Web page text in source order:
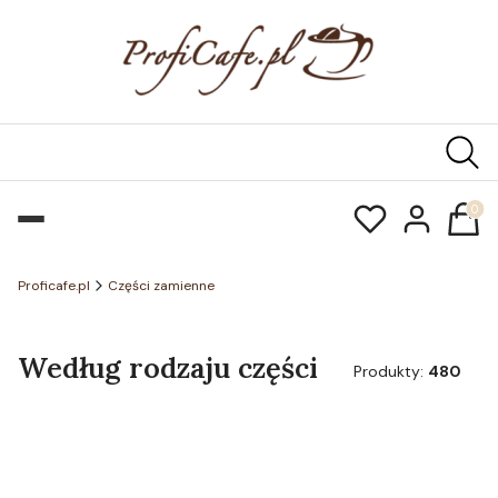
Proficafe.pl Części zamienne
Według rodzaju części Produkty: 480